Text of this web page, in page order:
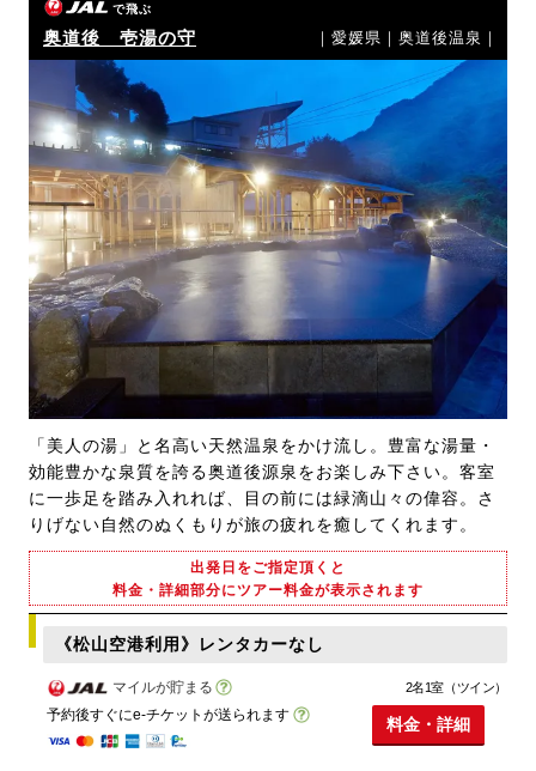
で飛ぶ
奥道後 壱湯の守 ｜愛媛県｜奥道後温泉｜
「美人の湯」と名高い天然温泉をかけ流し。豊富な湯量・
効能豊かな泉質を誇る奥道後源泉をお楽しみ下さい。客室
に一歩足を踏み入れれば、目の前には緑滴山々の偉容。さ
りげない自然のぬくもりが旅の疲れを癒してくれます。
出発日をご指定頂くと
料金・詳細部分にツアー料金が表示されます
《松山空港利用》レンタカーなし
マイルが貯まる
予約後すぐにe-チケットが送られます
2名1室（ツイン）
料金・詳細